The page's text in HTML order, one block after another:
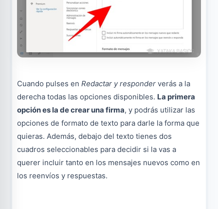
Cuando pulses en Redactar y responder verás a la
derecha todas las opciones disponibles. La primera
opción es la de crear una firma, y podrás utilizar las
opciones de formato de texto para darle la forma que
quieras. Además, debajo del texto tienes dos
cuadros seleccionables para decidir si la vas a
querer incluir tanto en los mensajes nuevos como en
los reenvíos y respuestas.